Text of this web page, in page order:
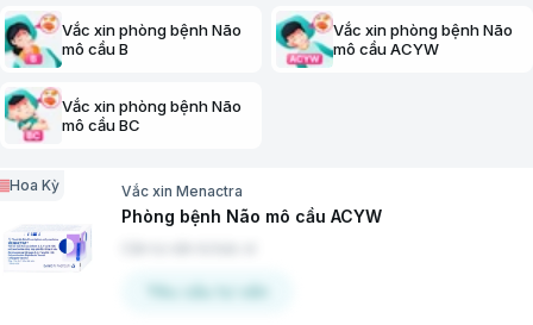
Vắc xin phòng bệnh Não
mô cầu B
Vắc xin phòng bệnh Não
mô cầu ACYW
Vắc xin phòng bệnh Não
mô cầu BC
Hoa Kỳ Vắc xin Menactra
Phòng bệnh Não mô cầu ACYW
Yêu cầu tư vấn